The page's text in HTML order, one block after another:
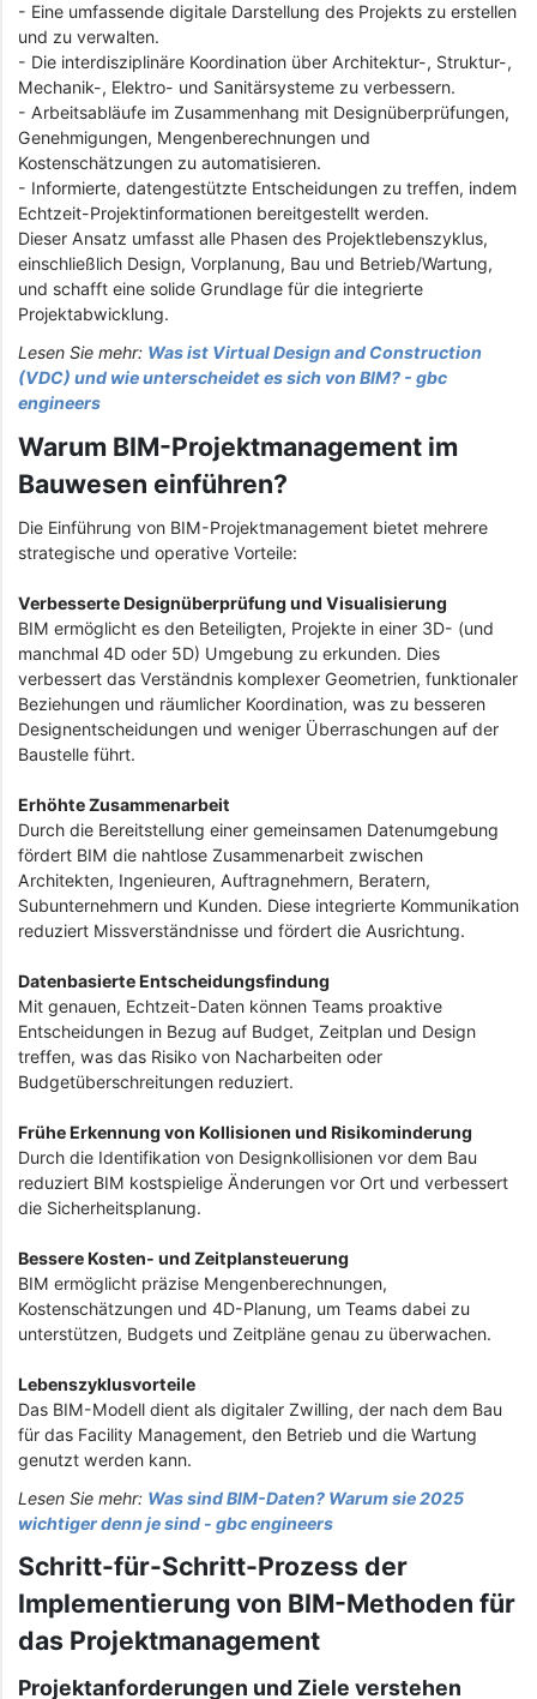
- Eine umfassende digitale Darstellung des Projekts zu erstellen
und zu verwalten.
- Die interdisziplinäre Koordination über Architektur-, Struktur-,
Mechanik-, Elektro- und Sanitärsysteme zu verbessern.
- Arbeitsabläufe im Zusammenhang mit Designüberprüfungen,
Genehmigungen, Mengenberechnungen und
Kostenschätzungen zu automatisieren.
- Informierte, datengestützte Entscheidungen zu treffen, indem
Echtzeit-Projektinformationen bereitgestellt werden.
Dieser Ansatz umfasst alle Phasen des Projektlebenszyklus,
einschließlich Design, Vorplanung, Bau und Betrieb/Wartung,
und schafft eine solide Grundlage für die integrierte
Projektabwicklung.
Lesen Sie mehr: Was ist Virtual Design and Construction
(VDC) und wie unterscheidet es sich von BIM? - gbc
engineers
Warum BIM-Projektmanagement im
Bauwesen einführen?
Die Einführung von BIM-Projektmanagement bietet mehrere
strategische und operative Vorteile:
Verbesserte Designüberprüfung und Visualisierung
BIM ermöglicht es den Beteiligten, Projekte in einer 3D- (und
manchmal 4D oder 5D) Umgebung zu erkunden. Dies
verbessert das Verständnis komplexer Geometrien, funktionaler
Beziehungen und räumlicher Koordination, was zu besseren
Designentscheidungen und weniger Überraschungen auf der
Baustelle führt.
Erhöhte Zusammenarbeit
Durch die Bereitstellung einer gemeinsamen Datenumgebung
fördert BIM die nahtlose Zusammenarbeit zwischen
Architekten, Ingenieuren, Auftragnehmern, Beratern,
Subunternehmern und Kunden. Diese integrierte Kommunikation
reduziert Missverständnisse und fördert die Ausrichtung.
Datenbasierte Entscheidungsfindung
Mit genauen, Echtzeit-Daten können Teams proaktive
Entscheidungen in Bezug auf Budget, Zeitplan und Design
treffen, was das Risiko von Nacharbeiten oder
Budgetüberschreitungen reduziert.
Frühe Erkennung von Kollisionen und Risikominderung
Durch die Identifikation von Designkollisionen vor dem Bau
reduziert BIM kostspielige Änderungen vor Ort und verbessert
die Sicherheitsplanung.
Bessere Kosten- und Zeitplansteuerung
BIM ermöglicht präzise Mengenberechnungen,
Kostenschätzungen und 4D-Planung, um Teams dabei zu
unterstützen, Budgets und Zeitpläne genau zu überwachen.
Lebenszyklusvorteile
Das BIM-Modell dient als digitaler Zwilling, der nach dem Bau
für das Facility Management, den Betrieb und die Wartung
genutzt werden kann.
Lesen Sie mehr: Was sind BIM-Daten? Warum sie 2025
wichtiger denn je sind - gbc engineers
Schritt-für-Schritt-Prozess der
Implementierung von BIM-Methoden für
das Projektmanagement
Projektanforderungen und Ziele verstehen